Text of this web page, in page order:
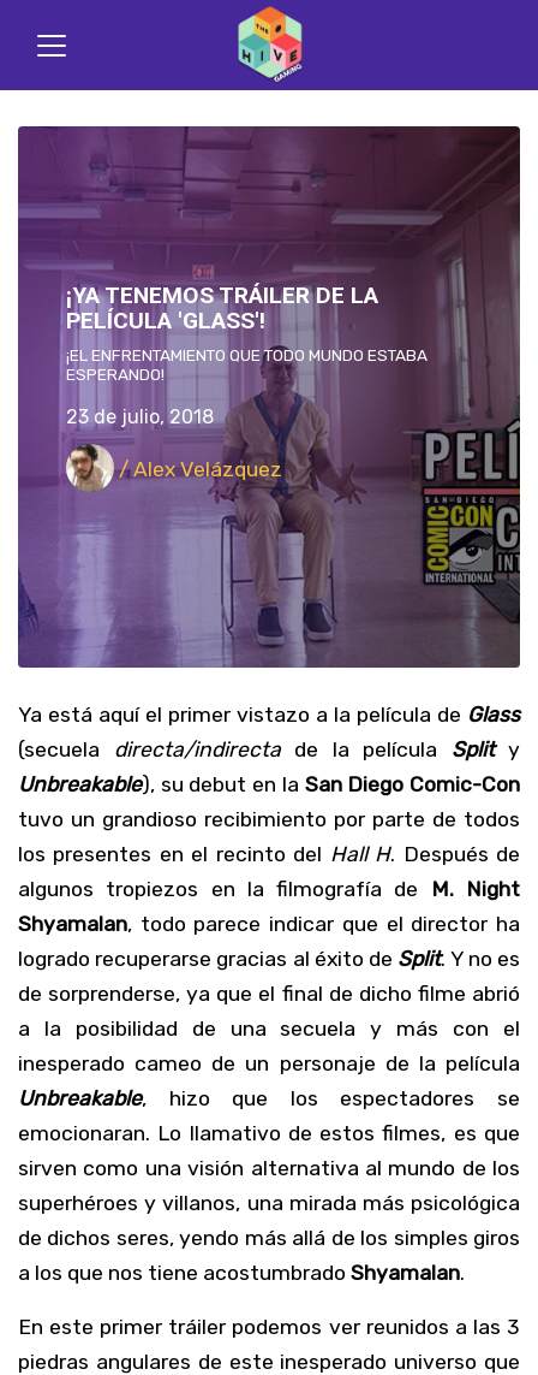
¡YA TENEMOS TRÁILER DE LA
PELÍCULA 'GLASS'!
¡EL ENFRENTAMIENTO QUE TODO MUNDO ESTABA
ESPERANDO!
23 de julio, 2018
/ Alex Velázquez
Ya está aquí el primer vistazo a la película de Glass
(secuela directa/indirectade la película Splity
Unbreakable), su debut en la San Diego Comic-Con
tuvo un grandioso recibimiento por parte de todos
los presentes en el recinto del Hall H. Después de
algunos tropiezos en la filmografía de
M. Night
Shyamalan, todo parece indicar que el director ha
logrado recuperarse gracias al éxito de Split. Y no es
de sorprenderse, ya que el final de dicho filme abrió
a la posibilidad de una secuela y más con el
inesperado cameo de un personaje de la película
Unbreakable, hizo que los espectadores se
emocionaran. Lo llamativo de estos filmes, es que
sirven como una visión alternativa al mundo de los
superhéroes y villanos, una mirada más psicológica
de dichos seres, yendo más allá de los simples giros
a los que nos tiene acostumbrado Shyamalan.
En este primer tráiler podemos ver reunidos a las 3
piedras angulares de este inesperado universo que